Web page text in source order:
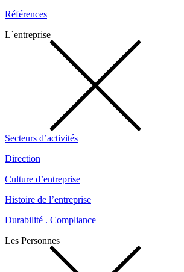
Références
L`entreprise
Secteurs d’activités
Direction
Culture d’entreprise
Histoire de l’entreprise
Durabilité . Compliance
Les Personnes